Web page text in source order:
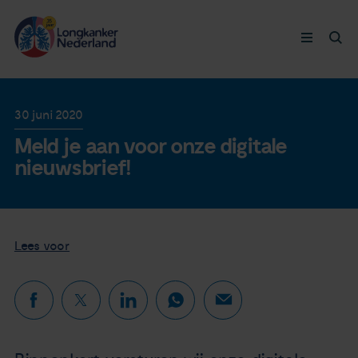
Longkanker
Leven met
Thymuskankers
Steun ons
30 juni 2020
Meld je aan voor onze digitale
nieuwsbrief!
Lees voor